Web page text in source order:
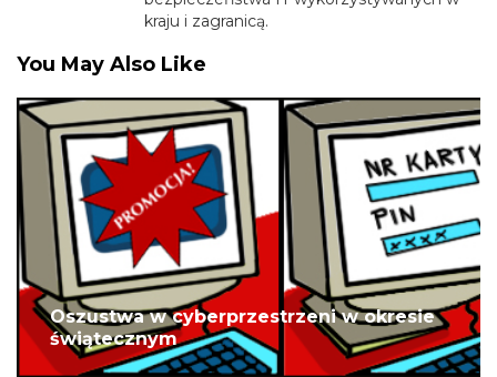
kraju i zagranicą.
You May Also Like
Oszustwa w cyberprzestrzeni w okresie
świątecznym